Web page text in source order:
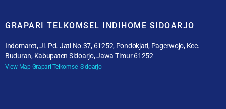
GRAPARI TELKOMSEL INDIHOME SIDOARJO
Indomaret, Jl. Pd. Jati No.37, 61252, Pondokjati, Pagerwojo, Kec.
Buduran, Kabupaten Sidoarjo, Jawa Timur 61252
View Map Grapari Telkomsel Sidoarjo